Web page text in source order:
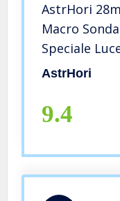
AstrHori
Macro
Speciale
Canon EF
500D,EOS-
700D,EOS-
AstrHori
9.4